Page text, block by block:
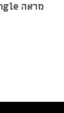
מראה Jungle